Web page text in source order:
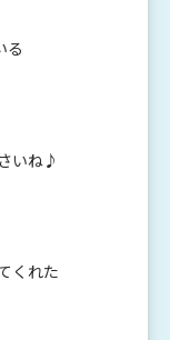
る
いね♪
くれた